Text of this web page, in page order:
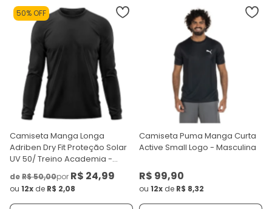
50% OFF
Camiseta Manga Longa
Adriben Dry Fit Proteção Solar
UV 50/ Treino Academia -
Masculina
deR$ 50,00por R$ 24,99
ou 12x de R$ 2,08
Camiseta Puma Manga Curta
Active Small Logo - Masculina
R$ 99,90
ou 12x de R$ 8,32